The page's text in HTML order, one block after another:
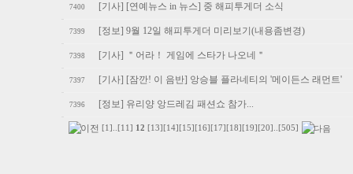
7400 [기사] [연예뉴스 in 뉴스] 중 해피투게더 소식
7399 [정보] 9월 12일 해피투게더 미리보기(내용좀변경)
7398 [기사] ＂어라！ 게임에 스타가 나오네＂
7397 [기사] [잠깐! 이 음반] 앙승블 플라네티의 '메이든스 래먼트'
7396 [정보] 유리양 앙드레김 패션쇼 참가...
[1] [11] 12 [13] [14] [15] [16] [17] [18] [19] [20] [505]